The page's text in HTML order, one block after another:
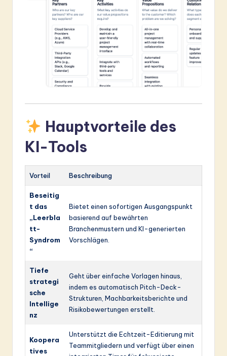
Hauptvorteile des
KI-Tools
Vorteil Beschreibung
Beseitig
t das
„Leerbla
tt-
Syndrom
“
Bietet einen sofortigen Ausgangspunkt
basierend auf bewährten
Branchenmustern und KI-generierten
Vorschlägen.
Tiefe
strategi
sche
Intellige
nz
Geht über einfache Vorlagen hinaus,
indem es automatisch Pitch-Deck-
Strukturen, Machbarkeitsberichte und
Risikobewertungen erstellt.
Koopera
tives
Unterstützt die Echtzeit-Editierung mit
Teammitgliedern und verfügt über einen